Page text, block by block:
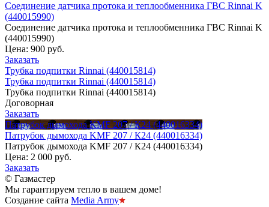
Соединение датчика протока и теплообменника ГВС Rinnai K
(440015990)
Соединение датчика протока и теплообменника ГВС Rinnai K
(440015990)
Цена: 900 руб.
Заказать
Трубка подпитки Rinnai (440015814)
Трубка подпитки Rinnai (440015814)
Трубка подпитки Rinnai (440015814)
Договорная
Заказать
Патрубок дымохода KMF 207 / К24 (440016334)
Патрубок дымохода KMF 207 / К24 (440016334)
Патрубок дымохода KMF 207 / К24 (440016334)
Цена: 2 000 руб.
Заказать
© Газмастер
Мы гарантируем тепло в вашем доме!
Создание сайта Media Army